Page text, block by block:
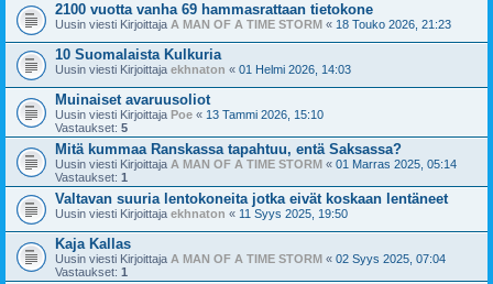
2100 vuotta vanha 69 hammasrattaan tietokone
Uusin viesti Kirjoittaja A MAN OF A TIME STORM « 18 Touko 2026, 21:23
10 Suomalaista Kulkuria
Uusin viesti Kirjoittaja ekhnaton « 01 Helmi 2026, 14:03
Muinaiset avaruusoliot
Uusin viesti Kirjoittaja Poe « 13 Tammi 2026, 15:10
Vastaukset: 5
Mitä kummaa Ranskassa tapahtuu, entä Saksassa?
Uusin viesti Kirjoittaja A MAN OF A TIME STORM « 01 Marras 2025, 05:14
Vastaukset: 1
Valtavan suuria lentokoneita jotka eivät koskaan lentäneet
Uusin viesti Kirjoittaja ekhnaton « 11 Syys 2025, 19:50
Kaja Kallas
Uusin viesti Kirjoittaja A MAN OF A TIME STORM « 02 Syys 2025, 07:04
Vastaukset: 1